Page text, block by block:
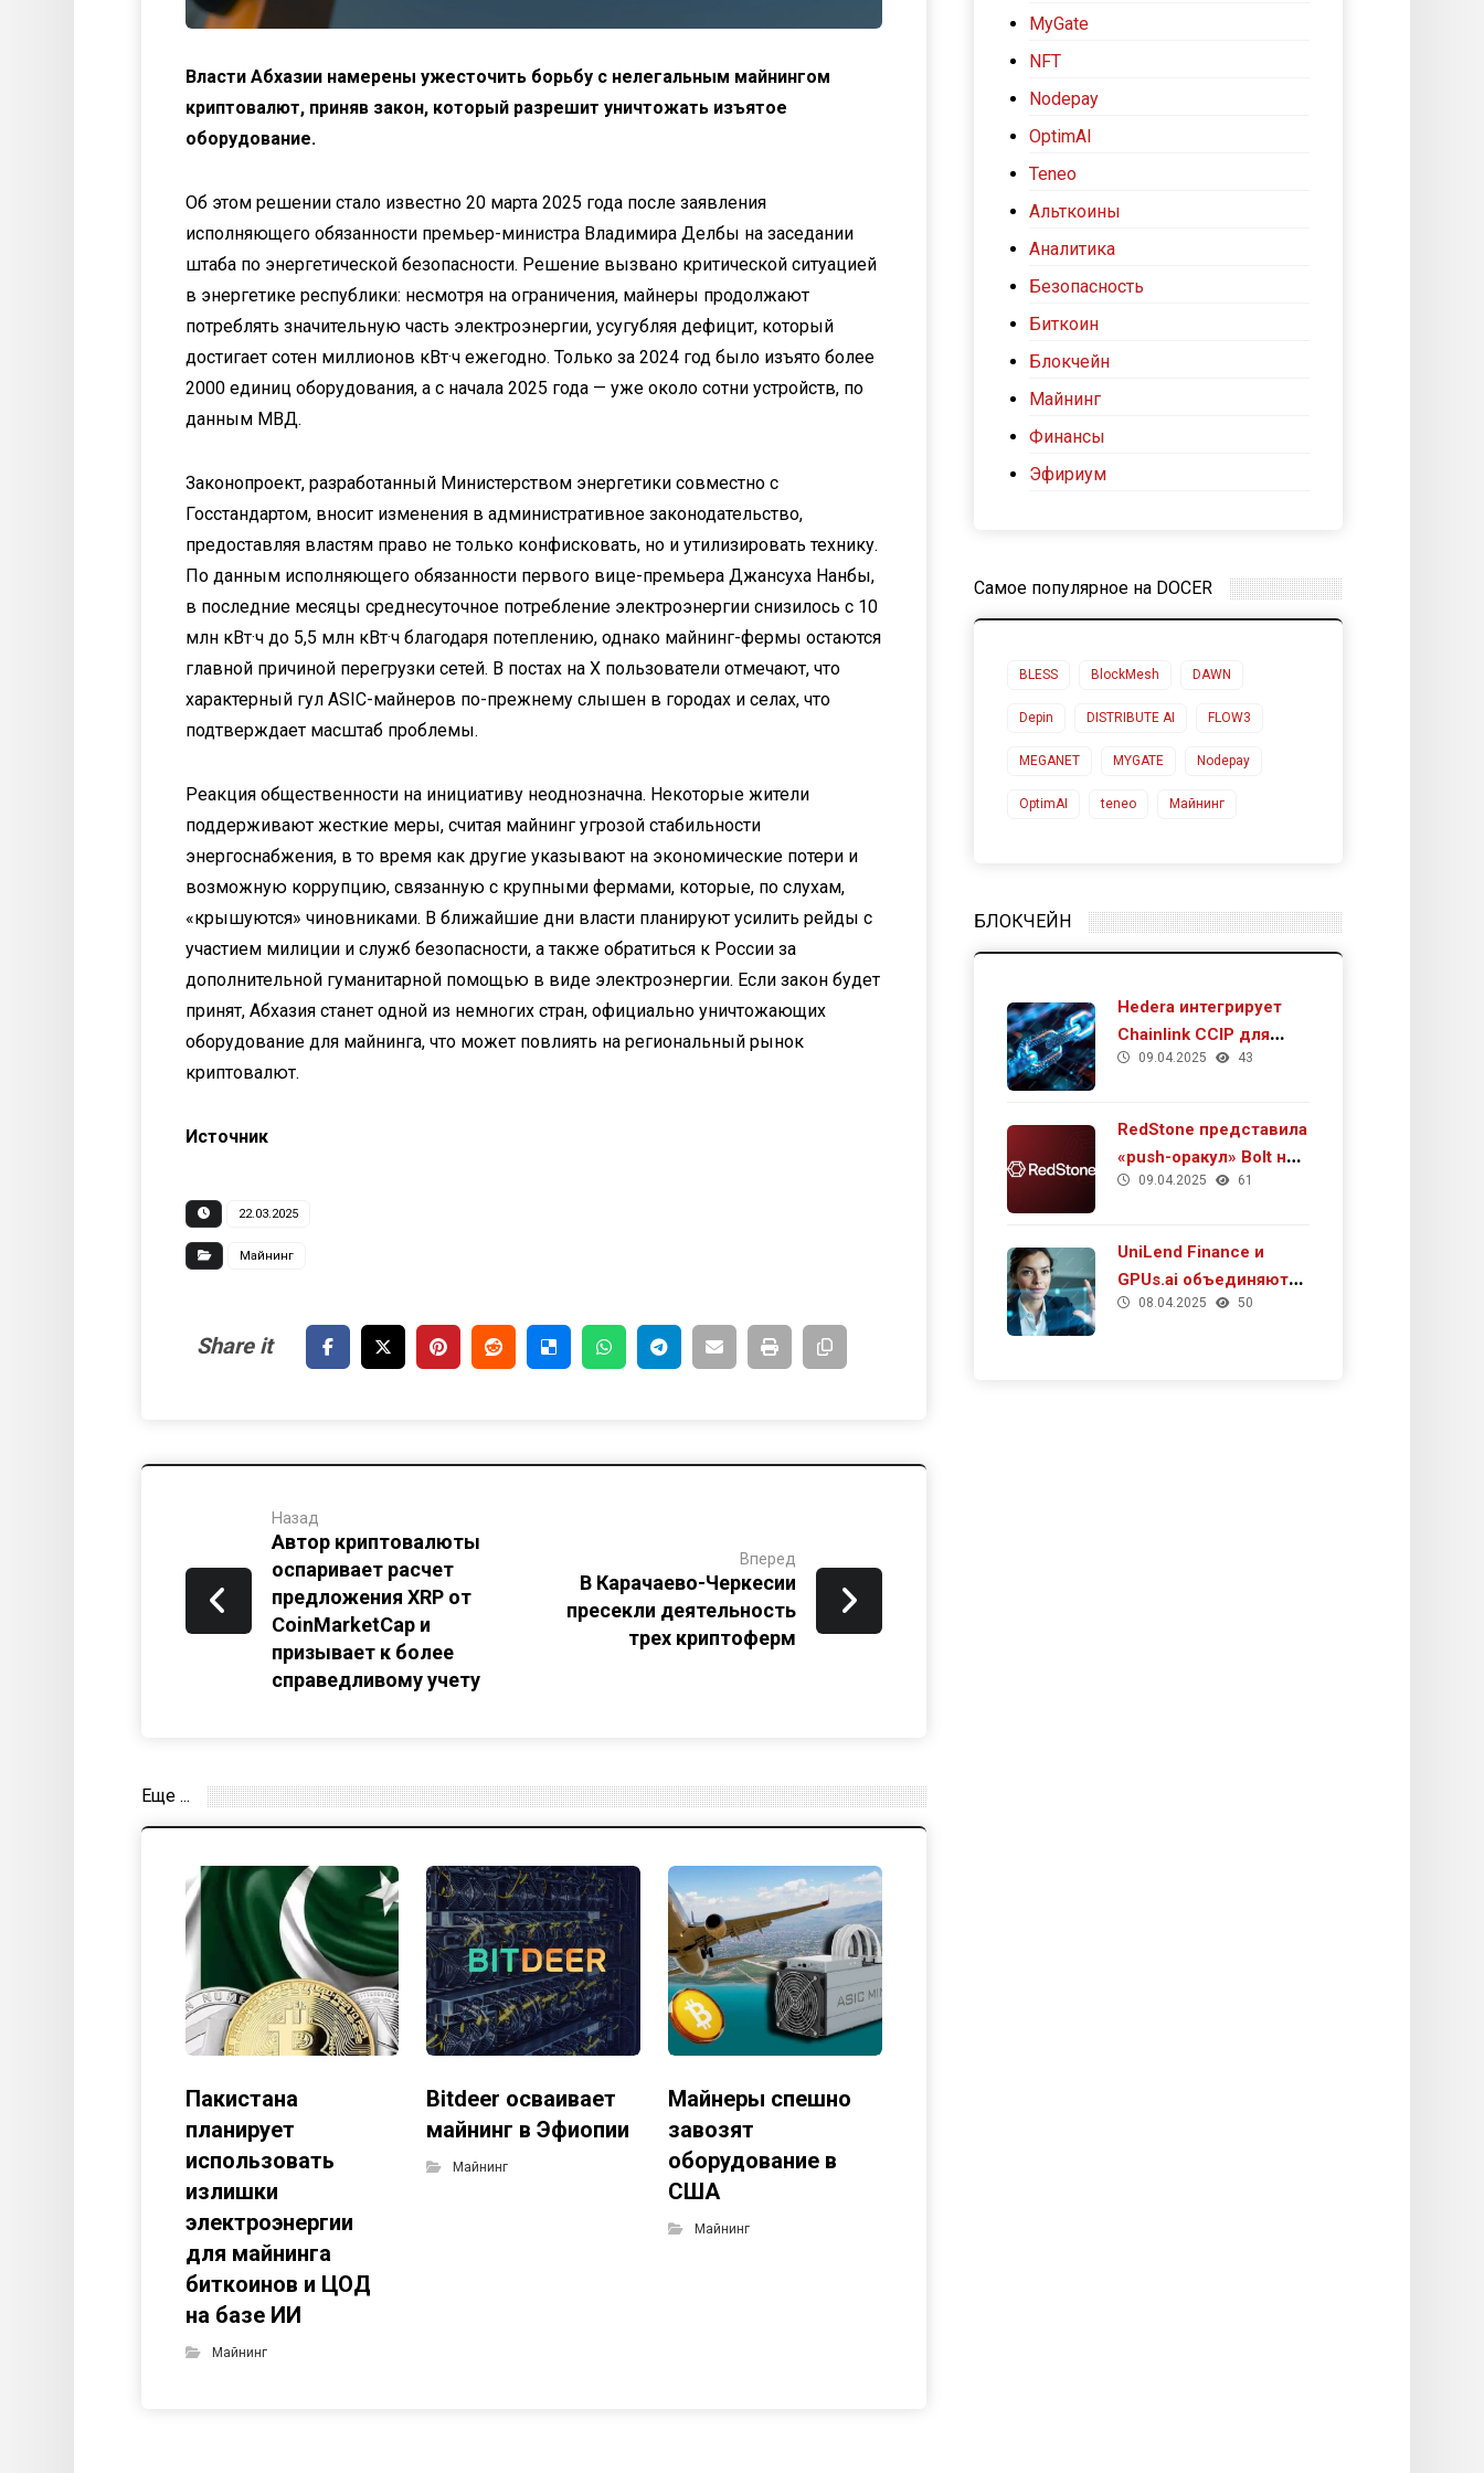
Власти Абхазии намерены ужесточить борьбу с нелегальным майнингом
криптовалют, приняв закон, который разрешит уничтожать изъятое
оборудование.
Об этом решении стало известно 20 марта 2025 года после заявления
исполняющего обязанности премьер-министра Владимира Делбы на заседании
штаба по энергетической безопасности. Решение вызвано критической ситуацией
в энергетике республики: несмотря на ограничения, майнеры продолжают
потреблять значительную часть электроэнергии, усугубляя дефицит, который
достигает сотен миллионов кВт·ч ежегодно. Только за 2024 год было изъято более
2000 единиц оборудования, а с начала 2025 года — уже около сотни устройств, по
данным МВД.
Законопроект, разработанный Министерством энергетики совместно с
Госстандартом, вносит изменения в административное законодательство,
предоставляя властям право не только конфисковать, но и утилизировать технику.
По данным исполняющего обязанности первого вице-премьера Джансуха Нанбы,
в последние месяцы среднесуточное потребление электроэнергии снизилось с 10
млн кВт·ч до 5,5 млн кВт·ч благодаря потеплению, однако майнинг-фермы остаются
главной причиной перегрузки сетей. В постах на X пользователи отмечают, что
характерный гул ASIC-майнеров по-прежнему слышен в городах и селах, что
подтверждает масштаб проблемы.
Реакция общественности на инициативу неоднозначна. Некоторые жители
поддерживают жесткие меры, считая майнинг угрозой стабильности
энергоснабжения, в то время как другие указывают на экономические потери и
возможную коррупцию, связанную с крупными фермами, которые, по слухам,
«крышуются» чиновниками. В ближайшие дни власти планируют усилить рейды с
участием милиции и служб безопасности, а также обратиться к России за
дополнительной гуманитарной помощью в виде электроэнергии. Если закон будет
принят, Абхазия станет одной из немногих стран, официально уничтожающих
оборудование для майнинга, что может повлиять на региональный рынок
криптовалют.
Источник
22.03.2025
Майнинг
Назад
Автор криптовалюты
оспаривает расчет
предложения XRP от
CoinMarketCap и
призывает к более
справедливому учету
Вперед
В Карачаево-Черкесии
пресекли деятельность
трех криптоферм
Еще ...
Пакистана
планирует
использовать
излишки
электроэнергии
для майнинга
биткоинов и ЦОД
на базе ИИ
Майнинг
Bitdeer осваивает
майнинг в Эфиопии
Майнинг
Майнеры спешно
завозят
оборудование в
США
Майнинг
MyGate
NFT
Nodepay
OptimAI
Teneo
Альткоины
Аналитика
Безопасность
Биткоин
Блокчейн
Майнинг
Финансы
Эфириум
Самое популярное на DOCER
BLESS BlockMesh DAWN
Depin DISTRIBUTE AI FLOW3
MEGANET MYGATE Nodepay
OptimAI teneo Майнинг
БЛОКЧЕЙН
Hedera интегрирует
Chainlink CCIP для
повышения кросс-
09.04.2025 43
RedStone представила
«push-оракул» Bolt на
тестнете MegaETH
09.04.2025 61
UniLend Finance и
GPUs.ai объединяют
усилия для развития
08.04.2025 50